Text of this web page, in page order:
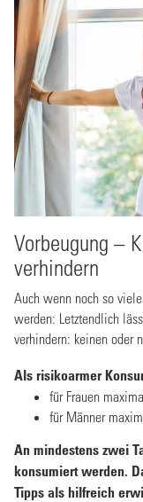
Vorbeugung –
verhindern
Auch wenn noch so
werden: Letztendlich
verhindern: keinen oder
Als risikoarmer
für Frauen
für Männer
An mindestens zwei
konsumiert werden.
Tipps als hilfreich